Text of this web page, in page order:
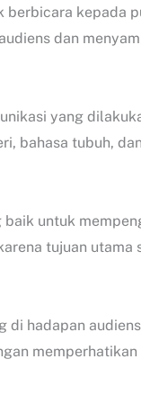
berbicara kepada
dan
yang
bahasa tubuh,
untuk
tujuan
hadapan